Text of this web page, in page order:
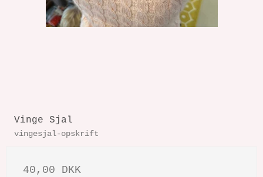
Vinge Sjal
vingesjal-opskrift
40,00 DKK